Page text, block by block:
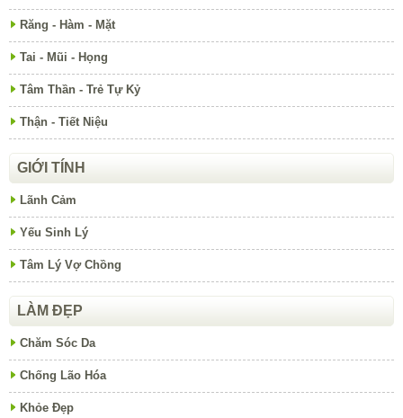
Răng - Hàm - Mặt
Tai - Mũi - Họng
Tâm Thần - Trẻ Tự Kỷ
Thận - Tiết Niệu
GIỚI TÍNH
Lãnh Cảm
Yếu Sinh Lý
Tâm Lý Vợ Chồng
LÀM ĐẸP
Chăm Sóc Da
Chống Lão Hóa
Khỏe Đẹp